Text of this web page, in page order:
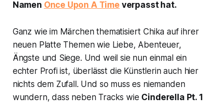
Namen Once Upon A Time verpasst hat.
Ganz wie im Märchen thematisiert Chika auf ihrer
neuen Platte Themen wie Liebe, Abenteuer,
Ängste und Siege. Und weil sie nun einmal ein
echter Profi ist, überlässt die Künstlerin auch hier
nichts dem Zufall. Und so muss es niemanden
wundern, dass neben Tracks wie Cinderella Pt. 1